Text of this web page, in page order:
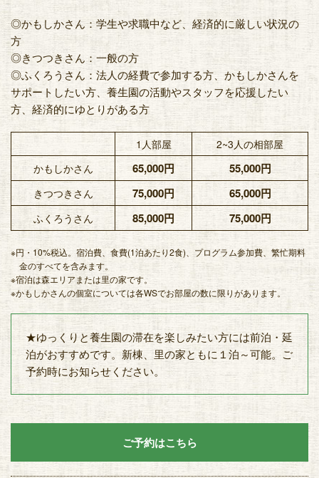
◎かもしかさん：学生や求職中など、経済的に厳しい状況の
方
◎きつつきさん：一般の方
◎ふくろうさん：法人の経費で参加する方、かもしかさんを
サポートしたい方、養生園の活動やスタッフを応援したい
方、経済的にゆとりがある方
1人部屋
2~3人の相部屋
かもしかさん
65,000円 55,000円
きつつきさん 75,000円 65,000円
ふくろうさん 85,000円 75,000円
※円・10%税込。宿泊費、食費(1泊あたり2食)、プログラム参加費、繁忙期料
金のすべてを含みます。
※宿泊は森エリアまたは里の家です。
※かもしかさんの個室については各WSでお部屋の数に限りがあります。
★ゆっくりと養生園の滞在を楽しみたい方には前泊・延
泊がおすすめです。新棟、里の家ともに１泊～可能。ご
予約時にお知らせください。
ご予約はこちら